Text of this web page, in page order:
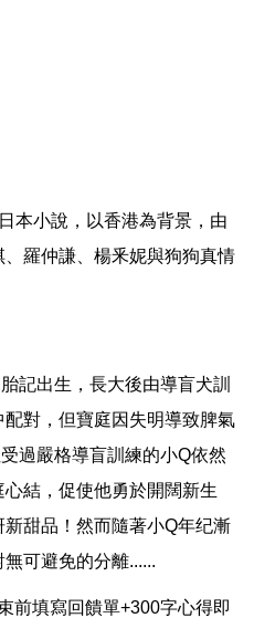
本小說，以香港為背景，由
羅仲謙、楊釆妮與狗狗真情
記出生，長大後由導盲犬訓
對，但寶庭因失明導致脾氣
受過嚴格導盲訓練的小Q依然
結，促使他勇於開闊新生
甜品！然而隨著小Q年纪漸
無可避免的分離......
前填寫回饋單+300字心得即